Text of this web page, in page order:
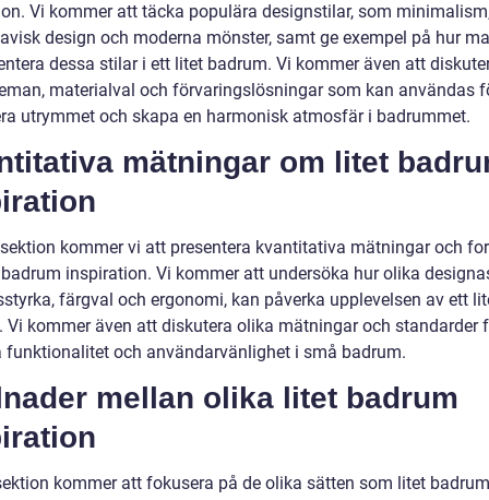
Vi kommer att täcka populära designstilar, som
design och moderna mönster, samt ge exempel på hur
dessa stilar i ett litet badrum. Vi kommer även att
materialval och förvaringslösningar som kan användas
utrymmet och skapa en harmonisk atmosfär i badrummet.
mätningar om litet
kommer vi att presentera kvantitativa mätningar och
inspiration. Vi kommer att undersöka hur olika
färgval och ergonomi, kan påverka upplevelsen av ett
Vi kommer även att diskutera olika mätningar och standarder
funktionalitet och användarvänlighet i små badrum.
mellan olika litet badrum
kommer att fokusera på de olika sätten som litet badrum